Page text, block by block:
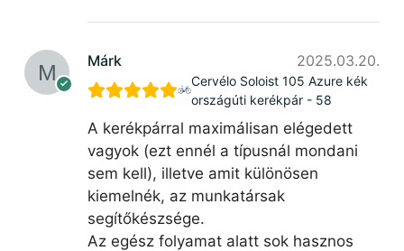
Márk 2025.03.20.
Cervélo Soloist 105 Azure kék
országúti kerékpár - 58
A kerékpárral maximálisan elégedett
vagyok (ezt ennél a típusnál mondani
sem kell), illetve amit különösen
kiemelnék, az munkatársak
segítőkészsége.
Az egész folyamat alatt sok hasznos